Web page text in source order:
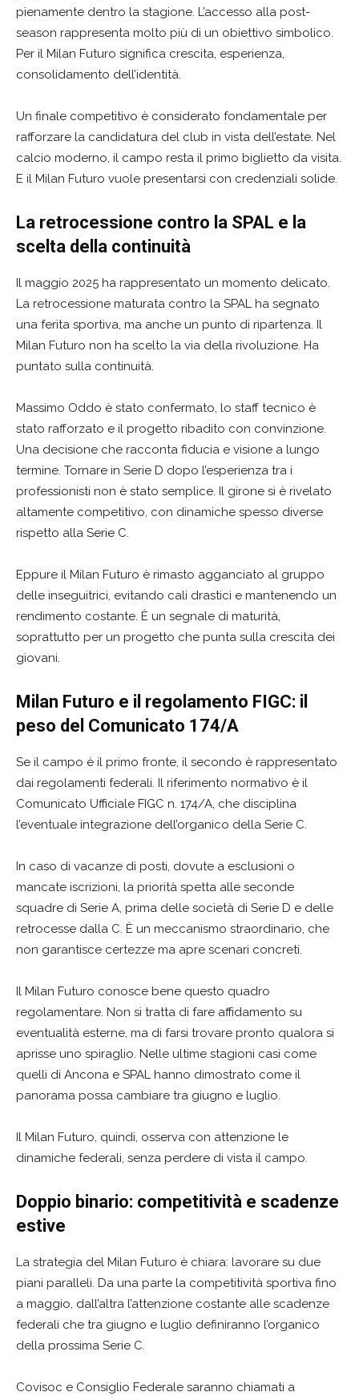
pienamente dentro la stagione. L’accesso alla post-
season rappresenta molto più di un obiettivo simbolico.
Per il Milan Futuro significa crescita, esperienza,
consolidamento dell’identità.
Un finale competitivo è considerato fondamentale per
rafforzare la candidatura del club in vista dell’estate. Nel
calcio moderno, il campo resta il primo biglietto da visita.
E il Milan Futuro vuole presentarsi con credenziali solide.
La retrocessione contro la SPAL e la
scelta della continuità
Il maggio 2025 ha rappresentato un momento delicato.
La retrocessione maturata contro la SPAL ha segnato
una ferita sportiva, ma anche un punto di ripartenza. Il
Milan Futuro non ha scelto la via della rivoluzione. Ha
puntato sulla continuità.
Massimo Oddo è stato confermato, lo staff tecnico è
stato rafforzato e il progetto ribadito con convinzione.
Una decisione che racconta fiducia e visione a lungo
termine. Tornare in Serie D dopo l’esperienza tra i
professionisti non è stato semplice. Il girone si è rivelato
altamente competitivo, con dinamiche spesso diverse
rispetto alla Serie C.
Eppure il Milan Futuro è rimasto agganciato al gruppo
delle inseguitrici, evitando cali drastici e mantenendo un
rendimento costante. È un segnale di maturità,
soprattutto per un progetto che punta sulla crescita dei
giovani.
Milan Futuro e il regolamento FIGC: il
peso del Comunicato 174/A
Se il campo è il primo fronte, il secondo è rappresentato
dai regolamenti federali. Il riferimento normativo è il
Comunicato Ufficiale FIGC n. 174/A, che disciplina
l’eventuale integrazione dell’organico della Serie C.
In caso di vacanze di posti, dovute a esclusioni o
mancate iscrizioni, la priorità spetta alle seconde
squadre di Serie A, prima delle società di Serie D e delle
retrocesse dalla C. È un meccanismo straordinario, che
non garantisce certezze ma apre scenari concreti.
Il Milan Futuro conosce bene questo quadro
regolamentare. Non si tratta di fare affidamento su
eventualità esterne, ma di farsi trovare pronto qualora si
aprisse uno spiraglio. Nelle ultime stagioni casi come
quelli di Ancona e SPAL hanno dimostrato come il
panorama possa cambiare tra giugno e luglio.
Il Milan Futuro, quindi, osserva con attenzione le
dinamiche federali, senza perdere di vista il campo.
Doppio binario: competitività e scadenze
estive
La strategia del Milan Futuro è chiara: lavorare su due
piani paralleli. Da una parte la competitività sportiva fino
a maggio, dall’altra l’attenzione costante alle scadenze
federali che tra giugno e luglio definiranno l’organico
della prossima Serie C.
Covisoc e Consiglio Federale saranno chiamati a